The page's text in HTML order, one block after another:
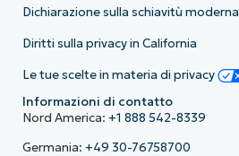
Dichiarazione sulla schiavitù moderna
Diritti sulla privacy in California
Le tue scelte in materia di privacy
Informazioni di contatto
Nord America: +1 888 542-8339
Germania: +49 30-76758700